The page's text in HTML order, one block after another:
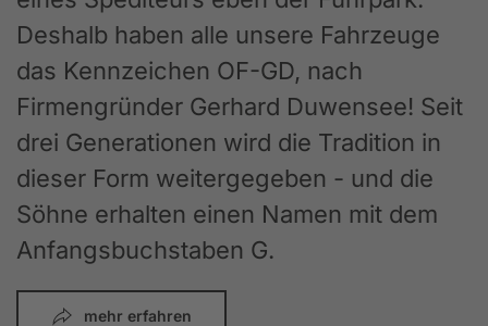
Deshalb haben alle unsere Fahrzeuge
das Kennzeichen OF-GD, nach
Firmengründer Gerhard Duwensee! Seit
drei Generationen wird die Tradition in
dieser Form weitergegeben - und die
Söhne erhalten einen Namen mit dem
Anfangsbuchstaben G.
mehr erfahren